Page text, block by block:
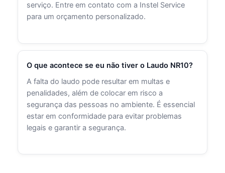
serviço. Entre em contato com a Instel Service
para um orçamento personalizado.
O que acontece se eu não tiver o Laudo NR10?
A falta do laudo pode resultar em multas e
penalidades, além de colocar em risco a
segurança das pessoas no ambiente. É essencial
estar em conformidade para evitar problemas
legais e garantir a segurança.